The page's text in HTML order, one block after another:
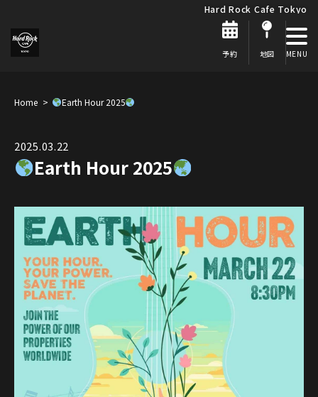
Hard Rock Cafe Tokyo
予約 地図
Home Earth Hour 2025
2025.03.22
Earth Hour 2025